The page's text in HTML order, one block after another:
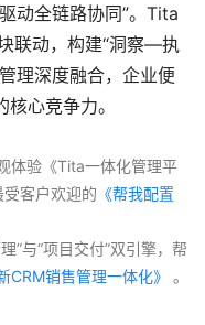
动全链路协同”。Tita
联动，构建“洞察—执
理深度融合，企业便
心竞争力。
体验《Tita一体化管理平
受客户欢迎的 《帮我配置
CRM销售管理一体化》 。